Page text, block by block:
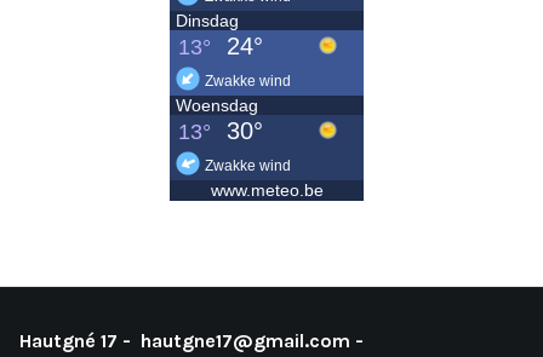
Hautgné 17 - hautgne17@gmail.com -